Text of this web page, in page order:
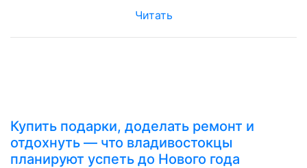
Читать
Купить подарки, доделать ремонт и
отдохнуть — что владивостокцы
планируют успеть до Нового года